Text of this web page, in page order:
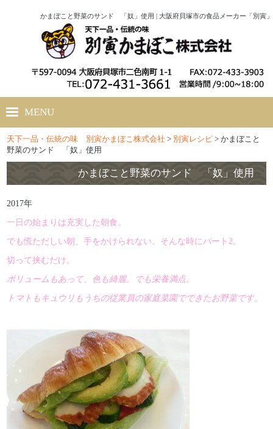
かまぼこと野菜のサンド 「奴」使用 | 大阪府貝塚市の食品メーカー「別寅」
MENU
ホーム
別寅かまぼこのこだわり
商品紹介
別寅レシピ
採用情報
天下一品・伝統の味 別寅かまぼこ株式会社 > 別寅レシピ >かまぼこと
野菜のサンド 「奴」使用
かまぼこと野菜のサンド 「奴」使用
2017年
一日の始まりは充実した朝食。
でも慌ただしい朝、手をかけられない。そんな時にパート2。
切って挟むだけ。
ボリュームもあって、色も綺麗。でも栄養満点。
トマトもキュウリもうちの従業員の家庭菜園でできたお野菜です。